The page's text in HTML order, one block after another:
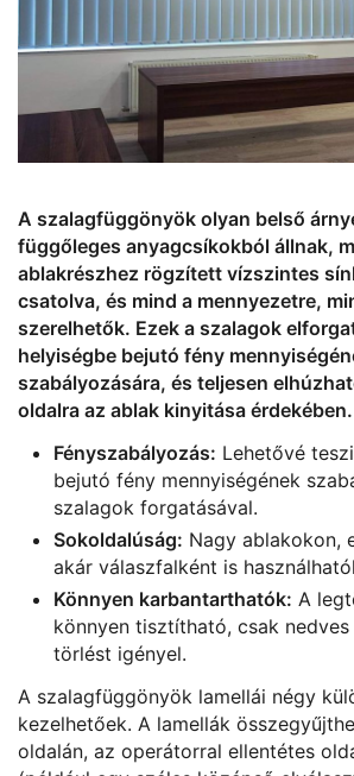
A szalagfüggönyök olyan belső
függőleges anyagcsíkokból állnak,
ablakrészhez rögzített vízszintes
csatolva, és mind a mennyezetre,
szerelhetők. Ezek a szalagok
helyiségbe bejutó fény
szabályozására, és teljesen
oldalra az ablak kinyitása érdekében.
Fényszabályozás: Lehetővé
bejutó fény mennyiségének
szalagok forgatásával.
Sokoldalúság: Nagy ablakokon,
akár válaszfalként is
Könnyen karbantarthatók: A
könnyen tisztítható, csak
törlést igényel.
A szalagfüggönyök lamellái négy
kezelhetőek. A lamellák
oldalán, az operátorral ellentétes